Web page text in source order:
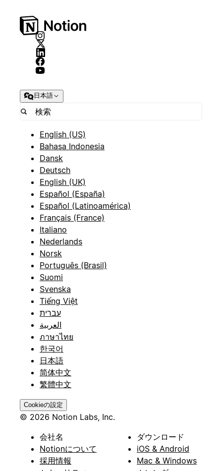
日本語
English (US)
Bahasa Indonesia
Dansk
Deutsch
English (UK)
Español (España)
Español (Latinoamérica)
Français (France)
Italiano
Nederlands
Norsk
Português (Brasil)
Suomi
Svenska
Tiếng Việt
עברית
العربية
ภาษาไทย
한국어
日本語
简体中文
繁體中文
Cookieの設定
© 2026 Notion Labs, Inc.
会社名
Notionについて
採用情報
ダウンロード
iOS & Android
Mac & Windows